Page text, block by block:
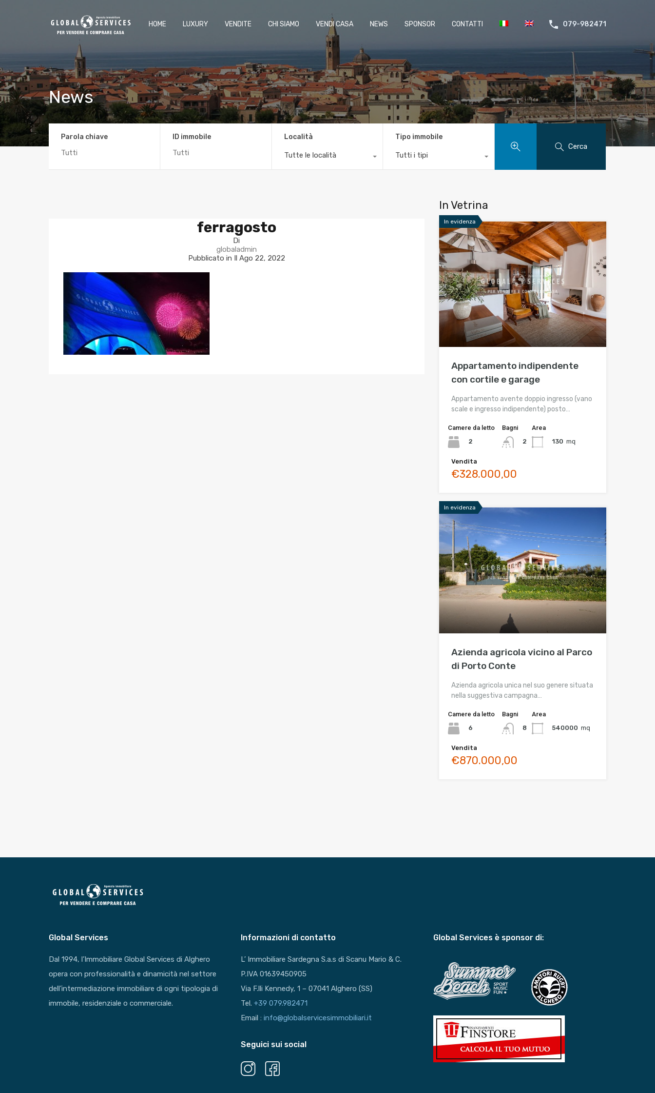
HOME LUXURY VENDITE CHI SIAMO VENDI CASA NEWS SPONSOR CONTATTI 079-982471
News
Parola chiave ID immobile Località
Tutte le località
Tipo immobile
Tutti i tipi
Cerca
ferragosto
Di
globaladmin
Pubblicato in Il Ago 22, 2022
In Vetrina
In evidenza
Appartamento indipendente
con cortile e garage
Appartamento avente doppio ingresso (vano
scale e ingresso indipendente) posto…
Camere da letto
2
Bagni
2
Area
130 mq
Vendita
€328.000,00
In evidenza
Azienda agricola vicino al Parco
di Porto Conte
Azienda agricola unica nel suo genere situata
nella suggestiva campagna…
Camere da letto
6
Bagni
8
Area
540000 mq
Vendita
€870.000,00
Global Services
Dal 1994, l’Immobiliare Global Services di Alghero
opera con professionalità e dinamicità nel settore
dell’intermediazione immobiliare di ogni tipologia di
immobile, residenziale o commerciale.
Informazioni di contatto
L’ Immobiliare Sardegna S.a.s di Scanu Mario & C.
P.IVA 01639450905
Via F.lli Kennedy, 1 – 07041 Alghero (SS)
Tel.+39 079.982471
Email :info@globalservicesimmobiliari.it
Seguici sui social
Global Services è sponsor di: